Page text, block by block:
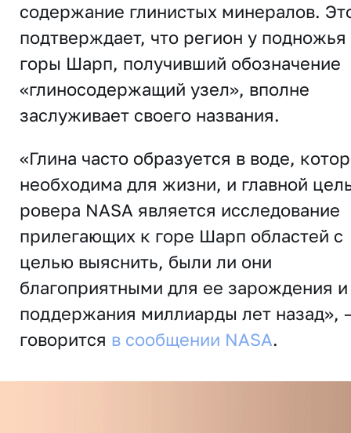
содержание глинистых минералов.
подтверждает, что регион у подножья
горы Шарп, получивший обозначение
«глиносодержащий узел», вполне
заслуживает своего названия.
«Глина часто образуется в воде,
необходима для жизни, и главной
ровера NASA является исследование
прилегающих к горе Шарп областей с
целью выяснить, были ли они
благоприятными для ее зарождения и
поддержания миллиарды лет назад»,
говорится в сообщении NASA.